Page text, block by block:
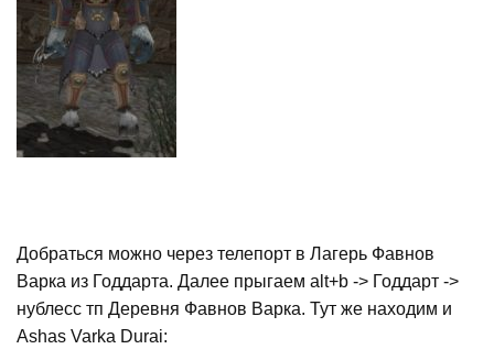
Добраться можно через телепорт в Лагерь Фавнов
Варка из Годдарта. Далее прыгаем alt+b -> Годдарт ->
нублесс тп Деревня Фавнов Варка. Тут же находим и
Ashas Varka Durai: